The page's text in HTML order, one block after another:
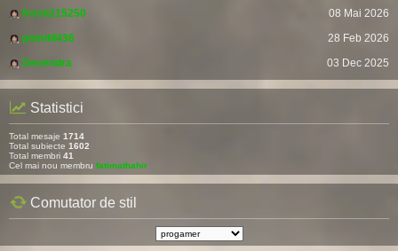
fresh215250
08 Mai 2026
pomitil436
28 Feb 2026
Devendra
03 Dec 2025
Statistici
Total mesaje 1714
Total subiecte 1602
Total membri 41
Cel mai nou membru fatimathahir
Comutator de stil